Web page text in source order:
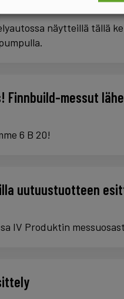
näytteillä tällä
Finnbuild-messut
6 B 20!
uutuustuotteen
IV Produktin